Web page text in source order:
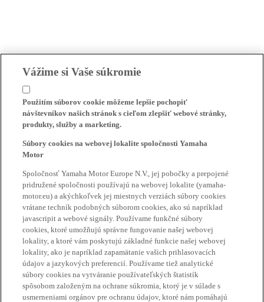
Vážime si Vaše súkromie
Použitím súborov cookie môžeme lepšie pochopiť
návštevníkov našich stránok s cieľom zlepšiť webové stránky,
produkty, služby a marketing.
Súbory cookies na webovej lokalite spoločnosti Yamaha
Motor
Spoločnosť Yamaha Motor Europe N.V., jej pobočky a prepojené
pridružené spoločnosti používajú na webovej lokalite (yamaha-
motor.eu) a akýchkoľvek jej miestnych verziách súbory cookies
vrátane techník podobných súborom cookies, ako sú napríklad
javascripit a webové signály. Používame funkčné súbory
cookies, ktoré umožňujú správne fungovanie našej webovej
lokality, a ktoré vám poskytujú základné funkcie našej webovej
lokality, ako je napríklad zapamätanie vašich prihlasovacích
údajov a jazykových preferencií. Používame tiež analytické
súbory cookies na vytváranie používateľských štatistík
spôsobom založeným na ochrane súkromia, ktorý je v súlade s
usmerneniami orgánov pre ochranu údajov, ktoré nám pomáhajú